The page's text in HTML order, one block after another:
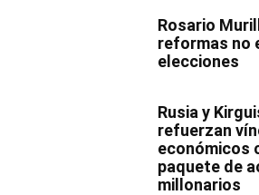
Rosario
reformas no
elecciones
Rusia y
refuerzan
económicos
paquete de
millonarios